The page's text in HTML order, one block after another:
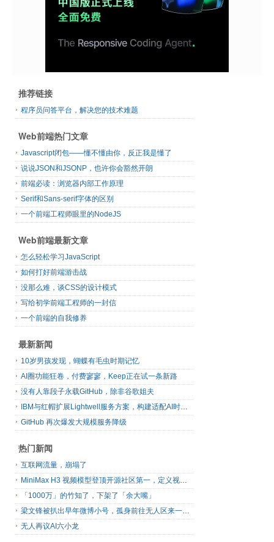
推荐链接
程序员问答平台，解决您的技术难题
Web前端热门文章
Javascript闭包——懂不懂由你，反正我是懂了
说说JSON和JSONP，也许你会豁然开朗
前端必读：浏览器内部工作原理
Serif和Sans-serif字体的区别
一个前端工程师眼里的NodeJS
Web前端最新文章
怎么轻松学习JavaScript
如何打好前端游击战
没那么难，谈CSS的设计模式
写给初学前端工程师的一封信
一个前端的自我修养
最新新闻
10岁男孩发现，蝴蝶有毛虫时期记忆
AI圈功能狂卷，付费寥寥，Keep正在试一条新路
没有人靠段子永载GitHub，除非谷歌姐夫
GitHub 再次爆发大规模服务降级
热门新闻
互联网流量，崩塌了
「1000万」的竹知了，下架了「余大嘴」
无人再议AI六小龙